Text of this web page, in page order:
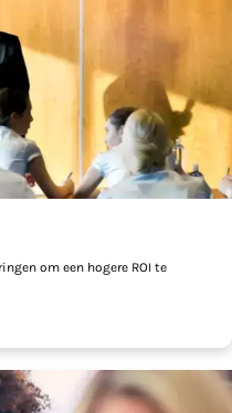
om een hogere ROI te